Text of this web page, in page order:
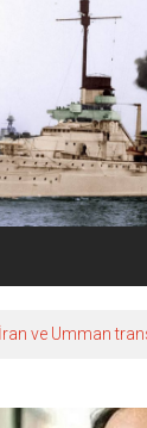
İran ve Umman